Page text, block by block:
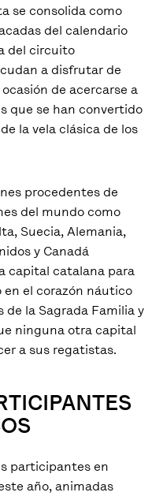
se consolida como
del calendario
del circuito
a disfrutar de
de acercarse a
que se han convertido
la vela clásica de los
procedentes de
del mundo como
Suecia, Alemania,
y Canadá
capital catalana para
el corazón náutico
la Sagrada Familia y
ninguna otra capital
a sus regatistas.
participantes en
año, animadas